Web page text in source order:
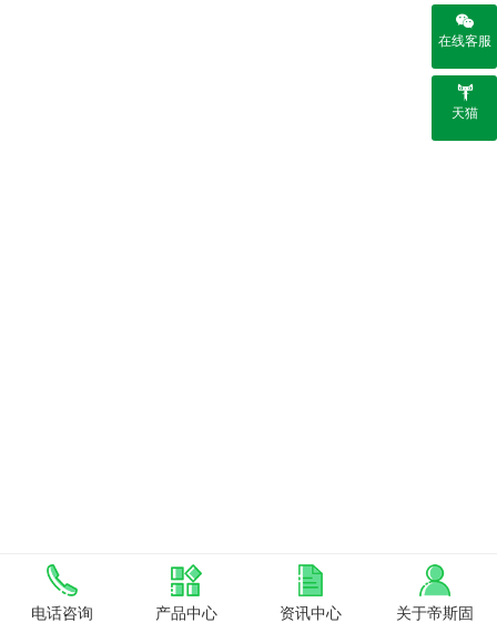
在线客服
天猫
电话咨询 产品中心 资讯中心 关于帝斯固